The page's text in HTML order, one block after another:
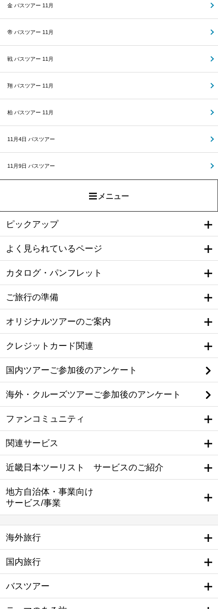
金 バスツアー 11月
帝 バスツアー 11月
戦 バスツアー 11月
翔 バスツアー 11月
柏 バスツアー 11月
11月4日 バスツアー
11月9日 バスツアー
メニュー
ピックアップ
よく見られているページ
カタログ・パンフレット
ご旅行の準備
オリジナルツアーのご案内
クレジットカード関連
国内ツアーご参加後のアンケート
海外・クルーズツアーご参加後のアンケート
ファンコミュニティ
関連サービス
近畿日本ツーリスト サービスのご紹介
地方自治体・事業向け
サービス/事業
海外旅行
国内旅行
バスツアー